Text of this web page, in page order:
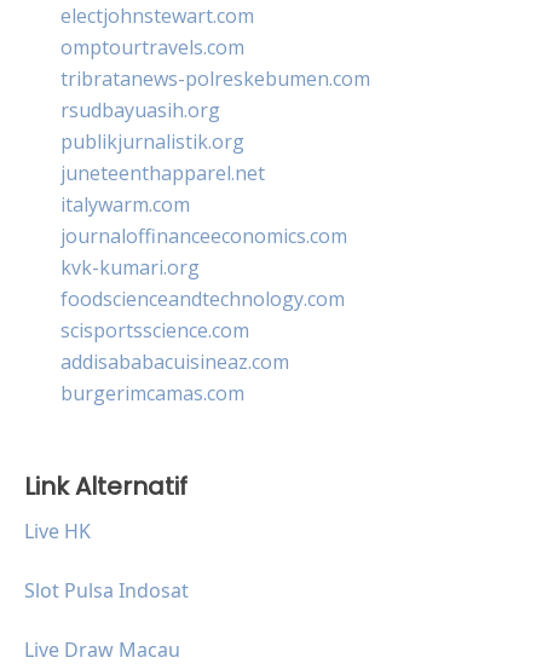
electjohnstewart.com
omptourtravels.com
tribratanews-polreskebumen.com
rsudbayuasih.org
publikjurnalistik.org
juneteenthapparel.net
italywarm.com
journaloffinanceeconomics.com
kvk-kumari.org
foodscienceandtechnology.com
scisportsscience.com
addisababacuisineaz.com
burgerimcamas.com
Link Alternatif
Live HK
Slot Pulsa Indosat
Live Draw Macau